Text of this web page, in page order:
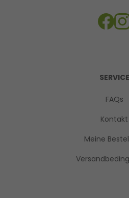
SERVICE
FAQs
Kontakt
Meine